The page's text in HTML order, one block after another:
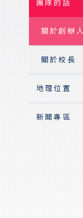
地理位置
團隊的話
關於創辦人
關於校長
地理位置
新聞專區